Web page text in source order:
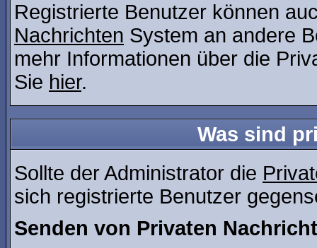
Registrierte Benutzer können
Nachrichten System an andere
mehr Informationen über die
Sie hier.
Was sind
Sollte der Administrator die
sich registrierte Benutzer
Senden von Privaten